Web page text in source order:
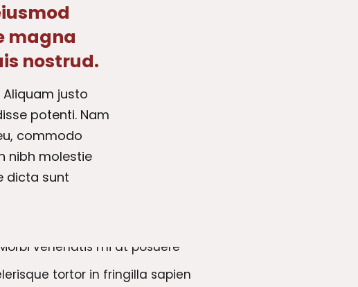
magna
nostrud.
justo
potenti. Nam
commodo
nibh molestie
dicta sunt
tortor in fringilla sapien